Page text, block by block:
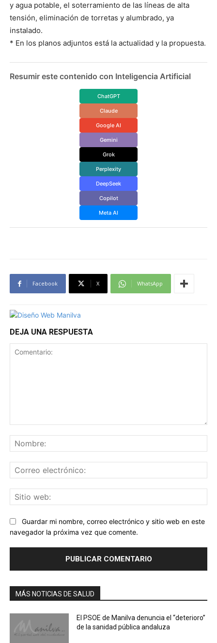
y agua potable, el soterramiento de las líneas de alta
tensión, eliminación de torretas y alumbrado, ya
instalado.
* En los planos adjuntos está la actualidad y la propuesta.
Resumir este contenido con Inteligencia Artificial
ChatGPT
Claude
Google AI
Gemini
Grok
Perplexity
DeepSeek
Copilot
Meta AI
Facebook X WhatsApp
DEJA UNA RESPUESTA
Guardar mi nombre, correo electrónico y sitio web en este
navegador la próxima vez que comente.
MÁS NOTICIAS DE SALUD
El PSOE de Manilva denuncia el “deterioro”
de la sanidad pública andaluza